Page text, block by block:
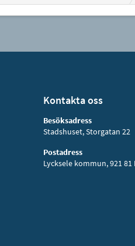
Kontakta oss
Besöksadress
Stadshuset, Storgatan 22
Postadress
Lycksele kommun, 921 81